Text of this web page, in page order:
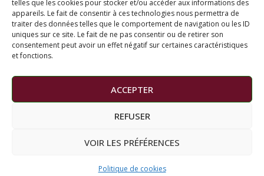
telles que les cookies pour stocker et/ou accéder aux informations des
appareils. Le fait de consentir à ces technologies nous permettra de
traiter des données telles que le comportement de navigation ou les ID
uniques sur ce site. Le fait de ne pas consentir ou de retirer son
consentement peut avoir un effet négatif sur certaines caractéristiques
et fonctions.
ACCEPTER
REFUSER
VOIR LES PRÉFÉRENCES
Politique de cookies
Mentions légales
Contact
Copyright © AM Le Belvédère –Thème Glob par